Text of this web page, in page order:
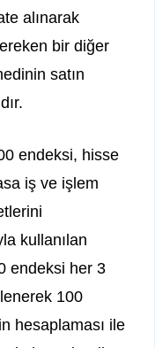
alınarak
bir diğer
satın
endeksi, hisse
iş ve işlem
kullanılan
endeksi her 3
100
hesaplaması ile